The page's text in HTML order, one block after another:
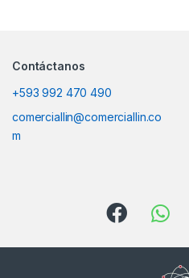
Contáctanos
+593 992 470 490
comerciallin@comerciallin.co
m